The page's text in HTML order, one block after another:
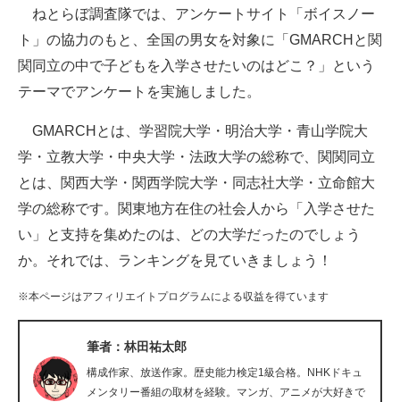
ITの今と未来を見通す
スマホと通信の最新トレンド
好きが集まる 比べて選べる
ビジネスと働き方のヒント
企業ITのトレンドを詳説
経営リーダーのコミュニティ
マーケ×ITの今がよく分かる
ITエンジニア向け専門サイト
ねとらぼ調査隊では、アンケートサイト「ボイスノー
ト」の協力のもと、全国の男女を対象に「GMARCHと関
関同立の中で子どもを入学させたいのはどこ？」という
テーマでアンケートを実施しました。
GMARCHとは、学習院大学・明治大学・青山学院大
学・立教大学・中央大学・法政大学の総称で、関関同立
とは、関西大学・関西学院大学・同志社大学・立命館大
学の総称です。関東地方在住の社会人から「入学させた
い」と支持を集めたのは、どの大学だったのでしょう
か。それでは、ランキングを見ていきましょう！
※本ページはアフィリエイトプログラムによる収益を得ています
筆者：林田祐太郎
構成作家、放送作家。歴史能力検定1級合格。NHKドキュ
メンタリー番組の取材を経験。マンガ、アニメが大好きで